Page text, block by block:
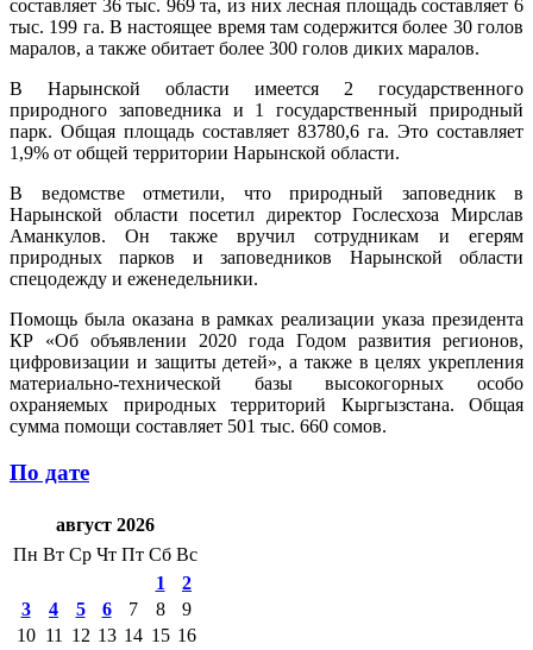
составляет 36 тыс. 969 та, из них лесная площадь составляет 6
тыс. 199 га. В настоящее время там содержится более 30 голов
маралов, а также обитает более 300 голов диких маралов.
В Нарынской области имеется 2 государственного
природного заповедника и 1 государственный природный
парк. Общая площадь составляет 83780,6 га. Это составляет
1,9% от общей территории Нарынской области.
В ведомстве отметили, что природный заповедник в
Нарынской области посетил директор Гослесхоза Мирслав
Аманкулов. Он также вручил сотрудникам и егерям
природных парков и заповедников Нарынской области
спецодежду и еженедельники.
Помощь была оказана в рамках реализации указа президента
КР «Об объявлении 2020 года Годом развития регионов,
цифровизации и защиты детей», а также в целях укрепления
материально-технической базы высокогорных особо
охраняемых природных территорий Кыргызстана. Общая
сумма помощи составляет 501 тыс. 660 сомов.
По дате
август 2026
Пн Вт Ср Чт Пт Сб Вс
1
2
3
4 5 6 7 8
9
10 11 12 13 14 15 16